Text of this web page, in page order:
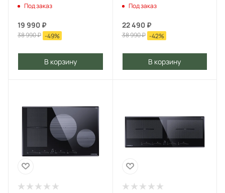
Под заказ
19 990 ₽
38 990₽ -49%
В корзину
Под заказ
22 490₽
38 990₽ -42%
В корзину